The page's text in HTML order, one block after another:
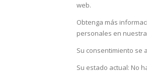
web.
Obtenga más
personales en
Su consentimiento se
Su estado actual: No